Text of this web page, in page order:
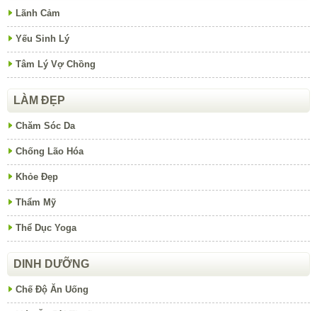
Lãnh Cảm
Yếu Sinh Lý
Tâm Lý Vợ Chồng
LÀM ĐẸP
Chăm Sóc Da
Chống Lão Hóa
Khỏe Đẹp
Thẩm Mỹ
Thể Dục Yoga
DINH DƯỠNG
Chế Độ Ăn Uống